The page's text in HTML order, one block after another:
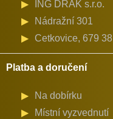
ING DRAK s.r.o.
Nádražní 301
Cetkovice, 679 38
Platba a doručení
Na dobírku
Místní vyzvednutí